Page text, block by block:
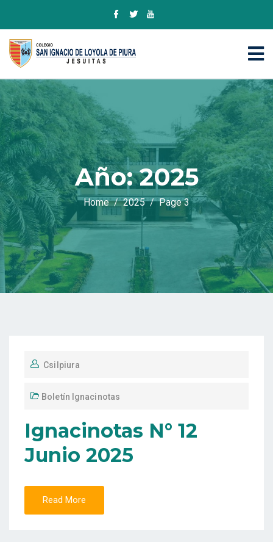
Año:2025
Home 2025 Page 3
Csilpiura
Boletín Ignacinotas
Ignacinotas N° 12
Junio 2025
Read More